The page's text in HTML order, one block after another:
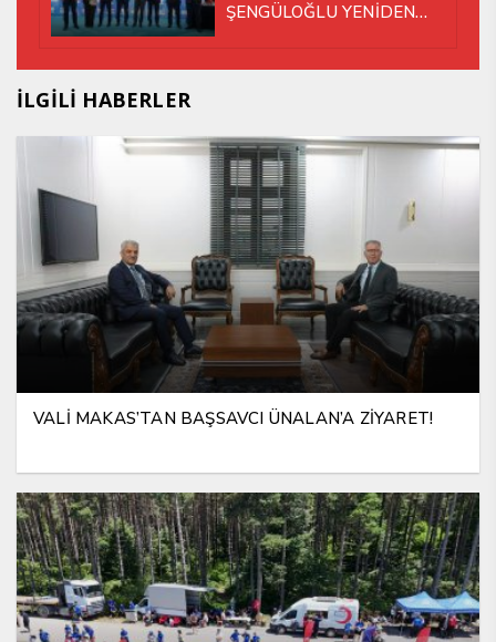
ŞENGÜLOĞLU YENİDEN
İLGİLİ HABERLER
VALİ MAKAS’TAN BAŞSAVCI ÜNALAN’A ZİYARET!